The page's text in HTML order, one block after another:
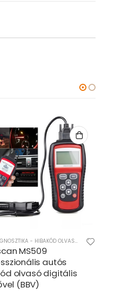
,OTTHON AUTÓDIAGNOSZTIKA - HIBAKÓD OLVASÓK AUTÓS
MS509
autós
olvasó digitális
(BBV)